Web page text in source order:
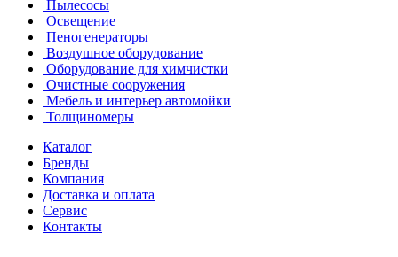
Пылесосы
Освещение
Пеногенераторы
Воздушное оборудование
Оборудование для химчистки
Очистные сооружения
Мебель и интерьер автомойки
Толщиномеры
Каталог
Бренды
Компания
Доставка и оплата
Сервис
Контакты